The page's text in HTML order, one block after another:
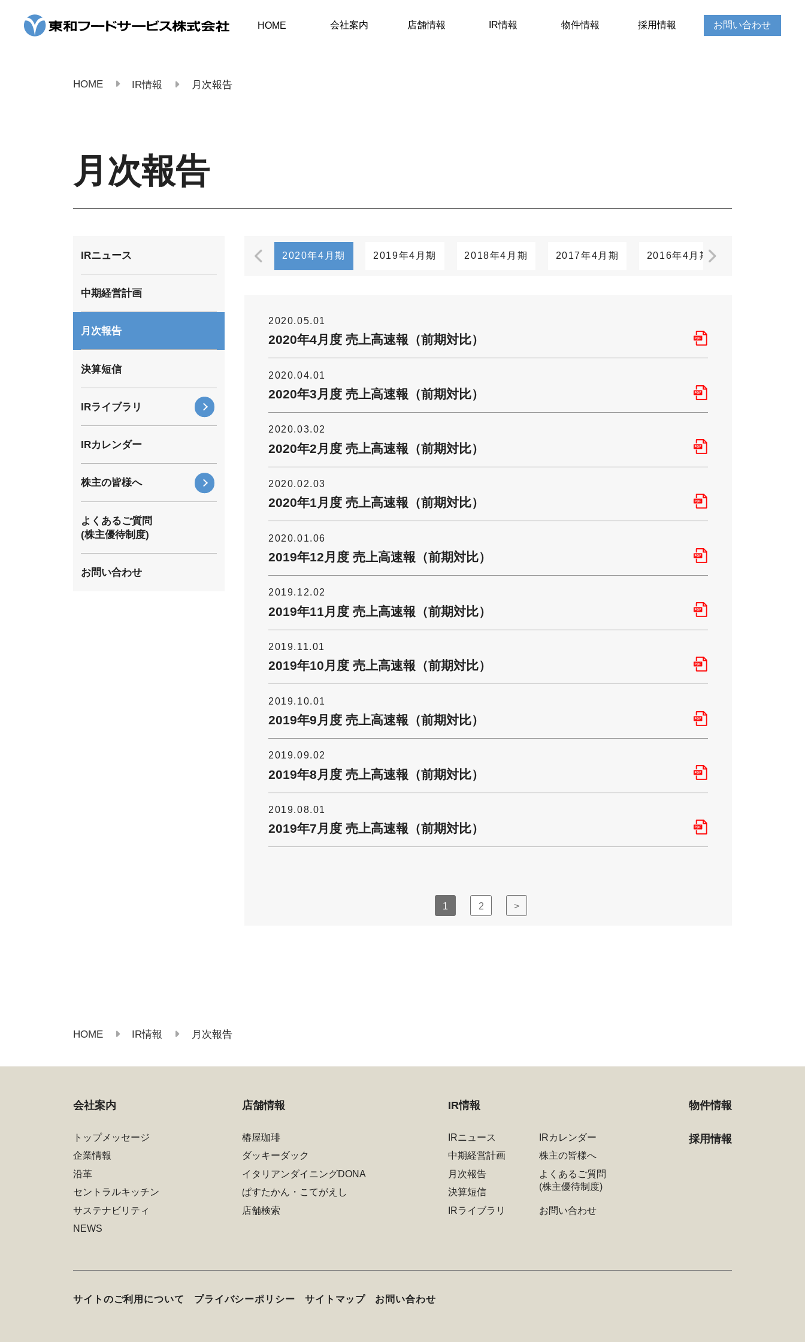
HOME 会社案内 店舗情報 IR情報 物件情報 採用情報 お問い合わせ
HOME IR情報 月次報告
月次報告
IRニュース
中期経営計画
月次報告
決算短信
IRライブラリ
IRカレンダー
株主の皆様へ
株主総会
よくあるご質問
(株主優待制度)
お問い合わせ
2022年4月期 2020年4月期 2019年4月期 2018年4月期 2017年4月期 2016年4月期
2020.05.01
2020年4月度 売上高速報（前期対比）
2020.04.01
2020年3月度 売上高速報（前期対比）
2020.03.02
2020年2月度 売上高速報（前期対比）
2020.02.03
2020年1月度 売上高速報（前期対比）
2020.01.06
2019年12月度 売上高速報（前期対比）
2019.12.02
2019年11月度 売上高速報（前期対比）
2019.11.01
2019年10月度 売上高速報（前期対比）
2019.10.01
2019年9月度 売上高速報（前期対比）
2019.09.02
2019年8月度 売上高速報（前期対比）
2019.08.01
2019年7月度 売上高速報（前期対比）
1 2 >
HOME IR情報 月次報告
会社案内
トップメッセージ
企業情報
沿革
セントラルキッチン
サステナビリティ
NEWS
店舗情報
椿屋珈琲
ダッキーダック
イタリアンダイニングDONA
ぱすたかん・こてがえし
店舗検索
IR情報
IRニュース
IRカレンダー
中期経営計画
株主の皆様へ
月次報告
決算短信
よくあるご質問
(株主優待制度)
IRライブラリ お問い合わせ
物件情報
採用情報
サイトのご利用について プライバシーポリシー サイトマップ お問い合わせ